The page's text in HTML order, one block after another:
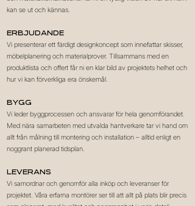
kan se ut och kännas.
Erbjudande
Vi presenterar ett färdigt designkoncept som innefattar skisser,
möbelplanering och materialprover. Tillsammans med en
produktlista och offert får ni en klar bild av projektets helhet och
hur vi kan förverkliga era önskemål.
Bygg
Vi leder byggprocessen och ansvarar för hela genomförandet.
Med nära samarbeten med utvalda hantverkare tar vi hand om
allt från målning till montering och installation – alltid enligt en
noggrant planerad tidsplan.
Leverans
Vi samordnar och genomför alla inköp och leveranser för
projektet. Våra erfarna montörer ser till att allt på plats blir precis